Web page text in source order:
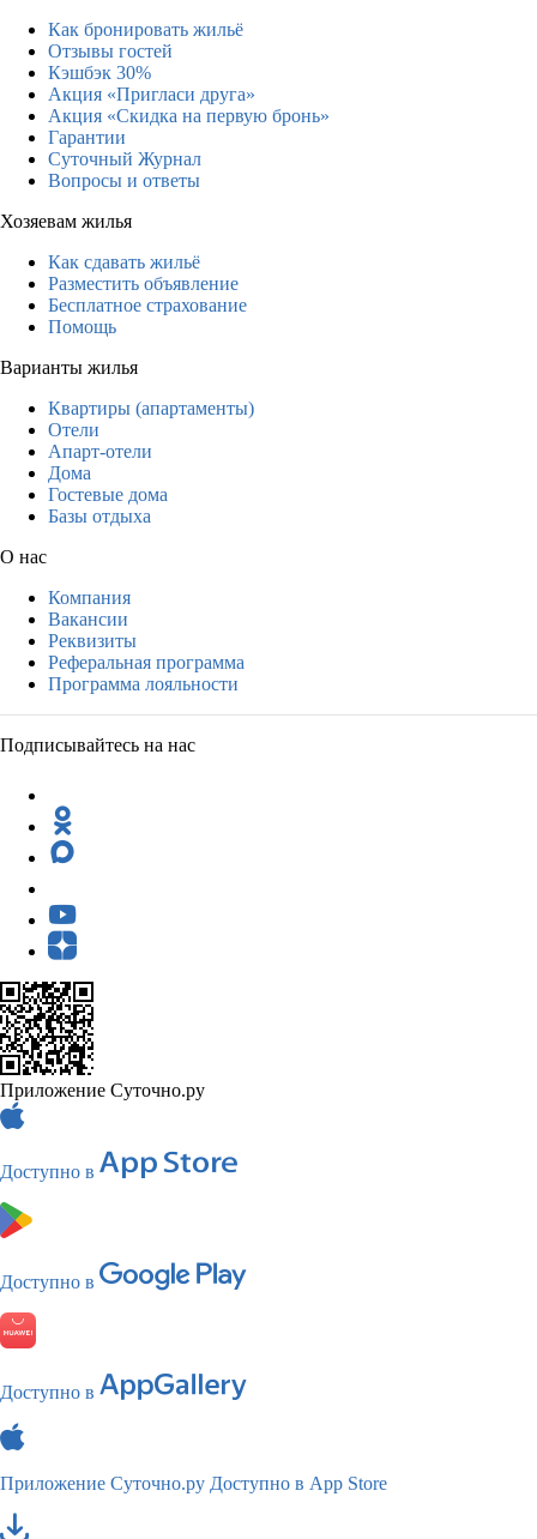
Как бронировать жильё
Отзывы гостей
Кэшбэк 30%
Акция «Пригласи друга»
Акция «Скидка на первую бронь»
Гарантии
Суточный Журнал
Вопросы и ответы
Хозяевам жилья
Как сдавать жильё
Разместить объявление
Бесплатное страхование
Помощь
Варианты жилья
Квартиры (апартаменты)
Отели
Апарт-отели
Дома
Гостевые дома
Базы отдыха
О нас
Компания
Вакансии
Реквизиты
Реферальная программа
Программа лояльности
Подписывайтесь на нас
Приложение Суточно.ру
Доступно в
Доступно в
Доступно в
Приложение Суточно.ру Доступно в App Store